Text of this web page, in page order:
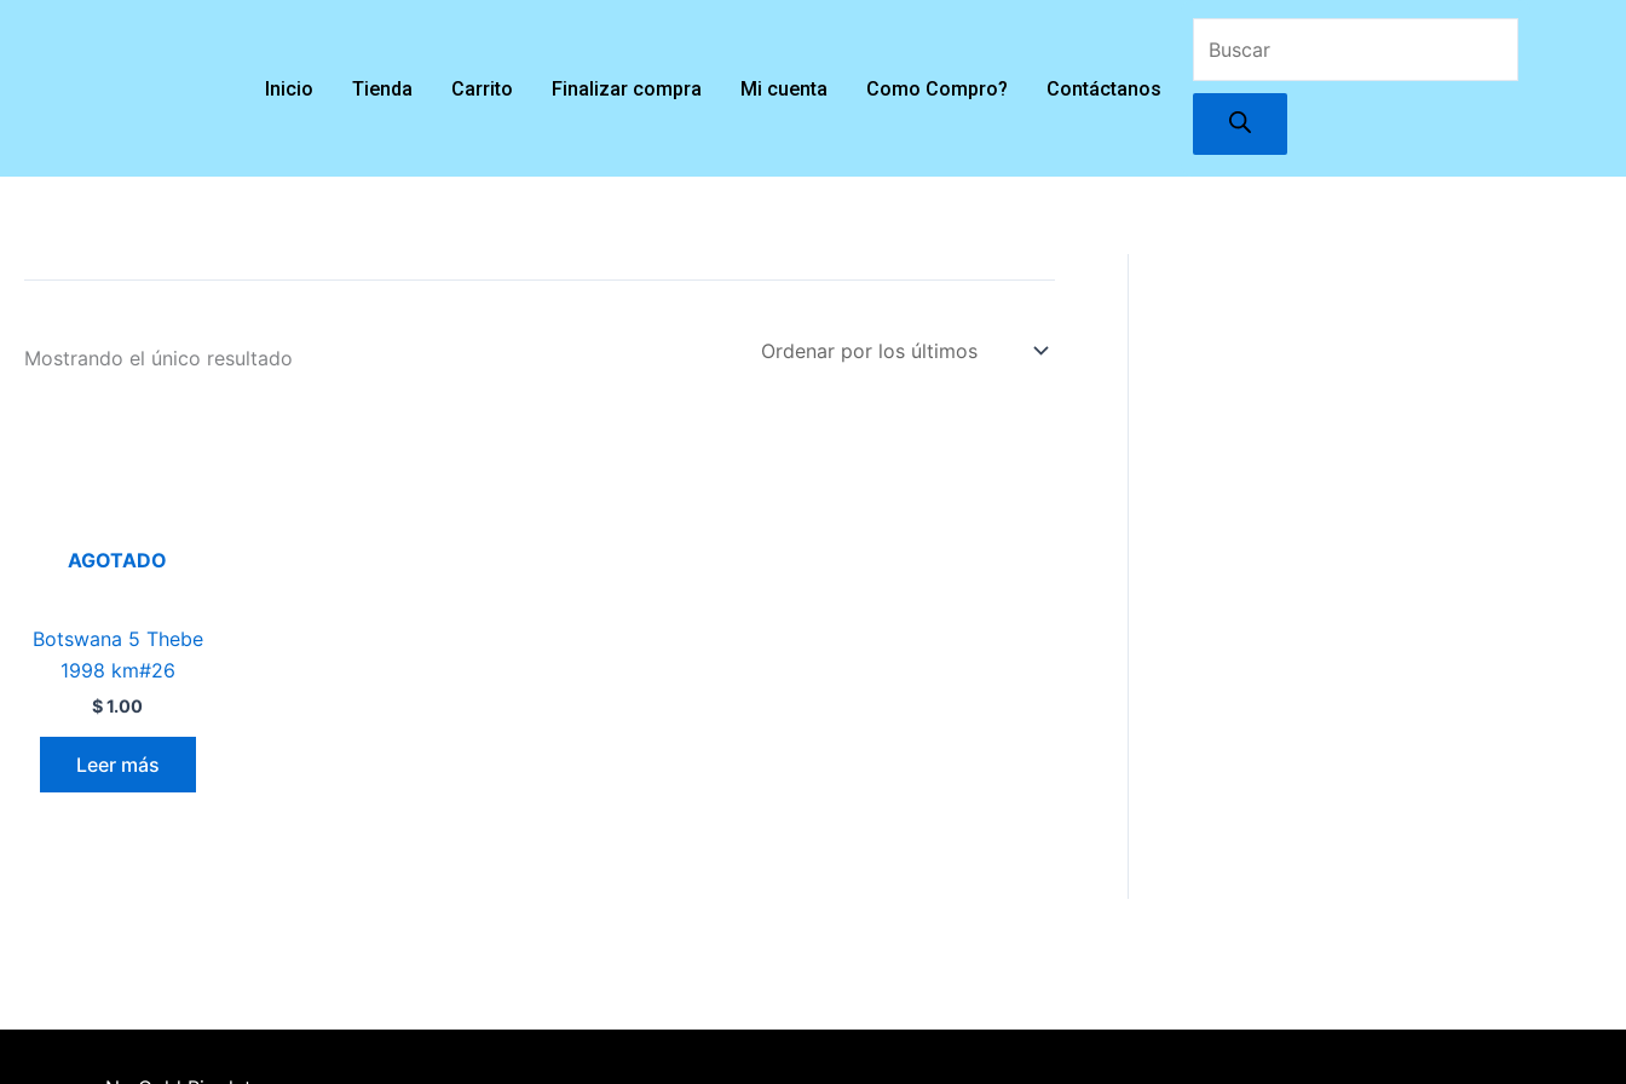
Inicio Tienda Carrito Finalizar compra Mi cuenta Como Compro? Contáctanos
Búsqueda
Mostrando el único resultado
AGOTADO
Botswana 5 Thebe
1998 km#26
$1.00
Leer más